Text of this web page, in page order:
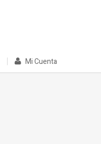
Mi Cuenta